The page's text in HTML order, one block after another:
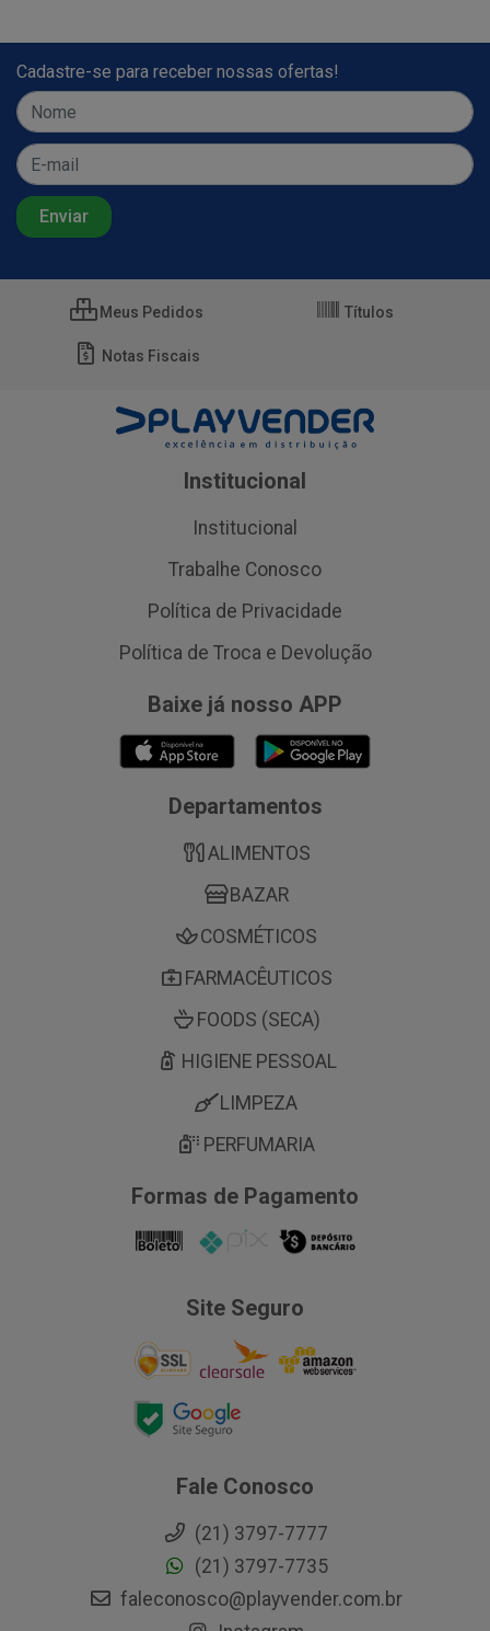
Cadastre-se para receber nossas ofertas!
Meus Pedidos Títulos
Notas Fiscais
Institucional
Institucional
Trabalhe Conosco
Política de Privacidade
Política de Troca e Devolução
Baixe já nosso APP
Departamentos
ALIMENTOS
BAZAR
COSMÉTICOS
FARMACÊUTICOS
FOODS (SECA)
HIGIENE PESSOAL
LIMPEZA
PERFUMARIA
Formas de Pagamento
Site Seguro
Fale Conosco
(21) 3797-7777
(21) 3797-7735
faleconosco@playvender.com.br